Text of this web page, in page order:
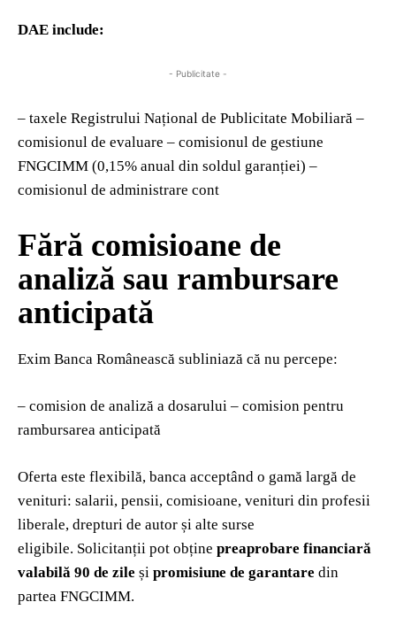
DAE include:
- Publicitate -
– taxele Registrului Național de Publicitate Mobiliară –
comisionul de evaluare – comisionul de gestiune
FNGCIMM (0,15% anual din soldul garanției) –
comisionul de administrare cont
Fără comisioane de
analiză sau rambursare
anticipată
Exim Banca Românească subliniază că nu percepe:
– comision de analiză a dosarului – comision pentru
rambursarea anticipată
Oferta este flexibilă, banca acceptând o gamă largă de
venituri: salarii, pensii, comisioane, venituri din profesii
liberale, drepturi de autor și alte surse
eligibile. Solicitanții pot obține preaprobare financiară
valabilă 90 de zile și promisiune de garantare din
partea FNGCIMM.